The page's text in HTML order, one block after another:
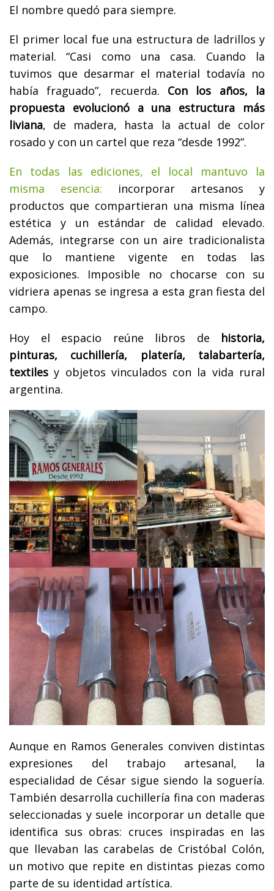
El nombre quedó para siempre.
El primer local fue una estructura de ladrillos y
material. “Casi como una casa. Cuando la
tuvimos que desarmar el material todavía no
había fraguado”, recuerda. Con los años, la
propuesta evolucionó a una estructura más
liviana, de madera, hasta la actual de color
rosado y con un cartel que reza “desde 1992”.
En todas las ediciones, el local mantuvo la
misma esencia: incorporar artesanos y
productos que compartieran una misma línea
estética y un estándar de calidad elevado.
Además, integrarse con un aire tradicionalista
que lo mantiene vigente en todas las
exposiciones. Imposible no chocarse con su
vidriera apenas se ingresa a esta gran fiesta del
campo.
Hoy el espacio reúne libros de historia,
pinturas, cuchillería, platería, talabartería,
textiles y objetos vinculados con la vida rural
argentina.
Aunque en Ramos Generales conviven distintas
expresiones del trabajo artesanal, la
especialidad de César sigue siendo la soguería.
También desarrolla cuchillería fina con maderas
seleccionadas y suele incorporar un detalle que
identifica sus obras: cruces inspiradas en las
que llevaban las carabelas de Cristóbal Colón,
un motivo que repite en distintas piezas como
parte de su identidad artística.